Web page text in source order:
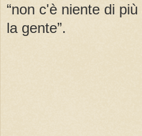
“non c'è niente di
la gente”.